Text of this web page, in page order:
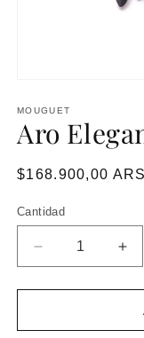
MOUGUET
Aro
Precio
$168.900,00 ARS
Cantidad
Reducir
cantidad
para
Elegancia